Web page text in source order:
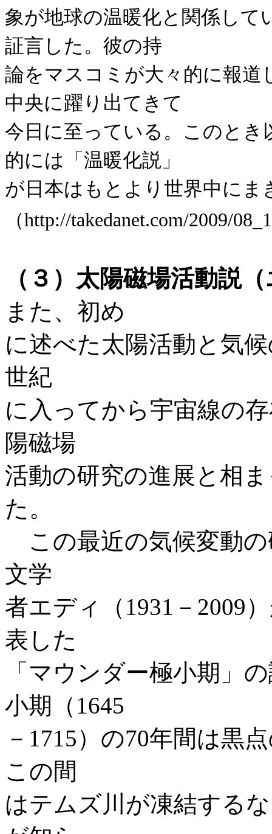
象が地球の温暖化と関係して
証言した。彼の持
論をマスコミが大々的に報道
中央に躍り出てきて
今日に至っている。このとき
的には「温暖化説」
が日本はもとより世界中にま
（http://takedanet.com/2009/
（３）太陽磁場活動説
また、初め
に述べた太陽活動と気
世紀
に入ってから宇宙線の
陽磁場
活動の研究の進展と相
た。
この最近の気候変動
文学
者エディ（1931－2009
表した
「マウンダー極小期」
小期（1645
－1715）の70年間は黒
この間
はテムズ川が凍結する